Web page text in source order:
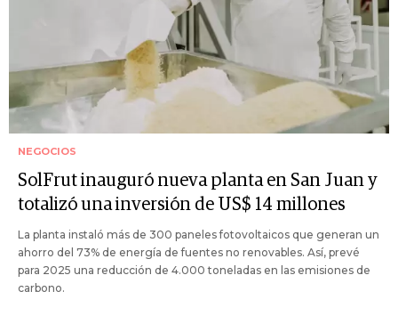
NEGOCIOS
SolFrut inauguró nueva planta en San Juan y
totalizó una inversión de US$ 14 millones
La planta instaló más de 300 paneles fotovoltaicos que generan un
ahorro del 73% de energía de fuentes no renovables. Así, prevé
para 2025 una reducción de 4.000 toneladas en las emisiones de
carbono.